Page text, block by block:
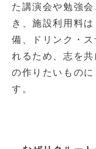
た講演会や勉強
き、施設利用料
備、ドリンク・
れるため、志を
の作りたいもの
す。